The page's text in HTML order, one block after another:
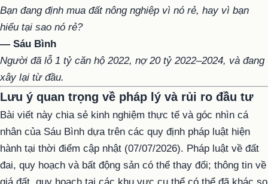
Bạn đang định mua đất nông nghiệp vì nó rẻ, hay vì bạn
hiểu tại sao nó rẻ?
— Sáu Bình
Người đã lỗ 1 tỷ căn hộ 2022, nợ 20 tỷ 2022–2024, và đang
xây lại từ đầu.
Lưu ý quan trọng về pháp lý và rủi ro đầu tư
Bài viết này chia sẻ kinh nghiệm thực tế và góc nhìn cá
nhân của Sáu Bình dựa trên các quy định pháp luật hiện
hành tại thời điểm cập nhật (07/07/2026). Pháp luật về đất
đai, quy hoạch và bất động sản có thể thay đổi; thông tin về